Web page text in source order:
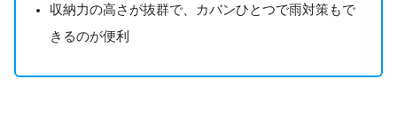
収納力の高さが抜群で、カバンひとつで雨対策もで
きるのが便利